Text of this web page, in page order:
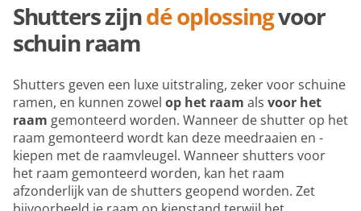
Shutters zijndé oplossingvoor
schuin raam
Shutters geven een luxe uitstraling, zeker voor schuine
ramen, en kunnen zowel op het raam als voor het
raam gemonteerd worden. Wanneer de shutter op het
raam gemonteerd wordt kan deze meedraaien en -
kiepen met de raamvleugel. Wanneer shutters voor
het raam gemonteerd worden, kan het raam
afzonderlijk van de shutters geopend worden. Zet